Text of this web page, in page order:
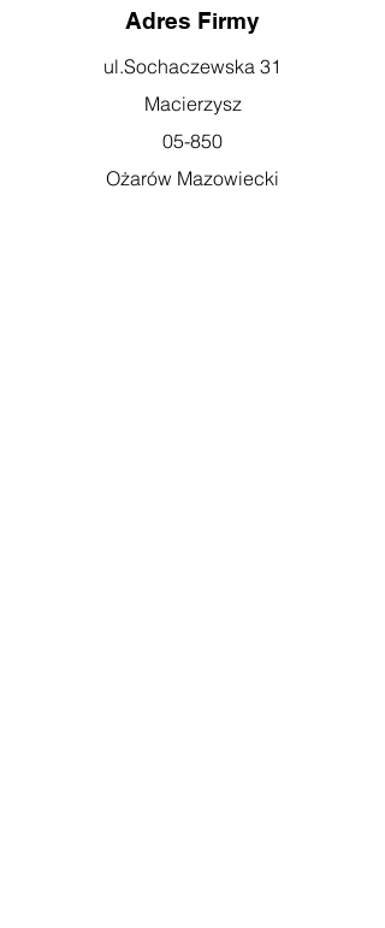
Adres Firmy
ul.Sochaczewska 31
Macierzysz
05-850
Ożarów Mazowiecki